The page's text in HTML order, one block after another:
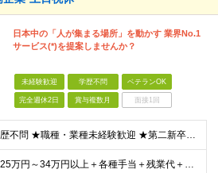
日本中の「人が集まる場所」を動かす 業界No.1
サービス(*)を提案しませんか？
未経験歓迎 学歴不問 ベテランOK
完全週休2日 賞与複数月 面接1回
★学歴不問 ★職種・業種未経験歓迎 ★第二新卒歓迎 ＜こんな方にオススメ＞ ◎一つの商材ではなく、幅広い提案で勝負したい ◎成長企業でスケールの大きい仕事に挑戦したい ◎実力を評価されたい＆腰を据え
月給25万円～34万円以上＋各種手当＋残業代＋賞与年2回 初年度想定年収：348万円～ ※経験・能力を考慮のうえ優遇します。 ※上記にはエリア給（10,000円～15,000円）、見込み残業代（20